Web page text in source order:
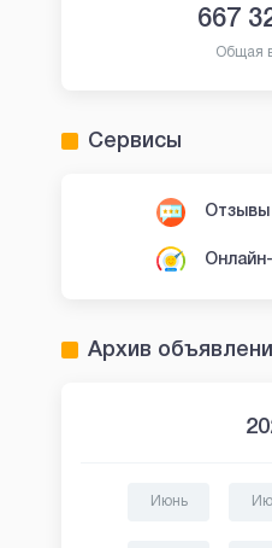
667
Общая
Сервисы
Отзывы
Архив
Июнь